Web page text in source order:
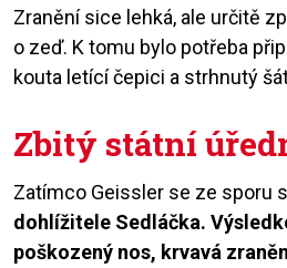
Zranění sice lehká, ale určitě
o zeď. K tomu bylo potřeba
kouta letící čepici a strhnutý
Zbitý státní
Zatímco Geissler se ze sporu
dohlížitele Sedláčka.
poškozený nos, krvavá